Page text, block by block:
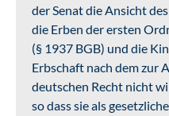
der Senat die Ansicht
die Erben der ersten
(§ 1937 BGB) und die
Erbschaft nach dem zur
deutschen Recht nicht
so dass sie als